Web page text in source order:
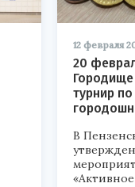
12 февраля
20
турнир по
В